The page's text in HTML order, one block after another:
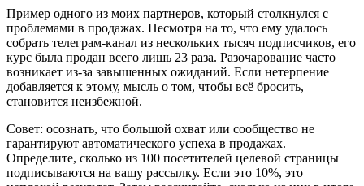
Пример одного из моих партнеров, который столкнулся с
проблемами в продажах. Несмотря на то, что ему удалось
собрать телеграм-канал из нескольких тысяч подписчиков, его
курс была продан всего лишь 23 раза. Разочарование часто
возникает из-за завышенных ожиданий. Если нетерпение
добавляется к этому, мысль о том, чтобы всё бросить,
становится неизбежной.
Совет: осознать, что большой охват или сообщество не
гарантируют автоматического успеха в продажах.
Определите, сколько из 100 посетителей целевой страницы
подписываются на вашу рассылку. Если это 10%, это